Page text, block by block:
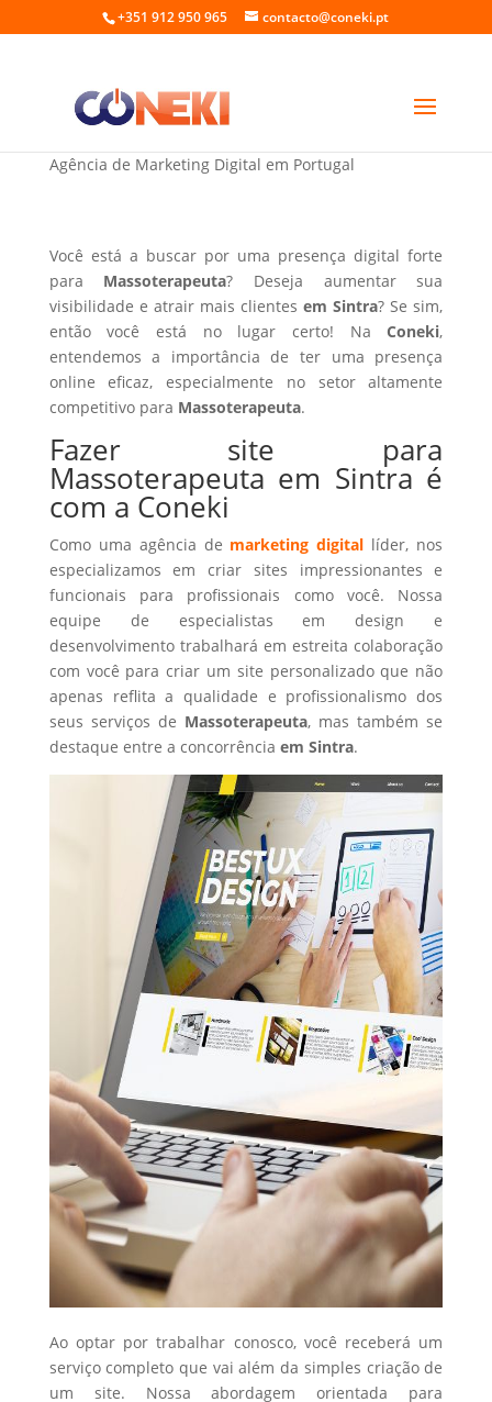
+351 912 950 965 contacto@coneki.pt
Fazer site para Massoterapeuta em Sintra
Agência de Marketing Digital em Portugal
Você está a buscar por uma presença digital forte
para Massoterapeuta? Deseja aumentar sua
visibilidade e atrair mais clientesem Sintra? Se sim,
então você está no lugar certo! NaConeki,
entendemos a importância de ter uma presença
online eficaz, especialmente no setor altamente
competitivo para Massoterapeuta.
Fazer site para
Massoterapeuta em Sintra é
com a Coneki
Como uma agência de marketing digital líder, nos
especializamos em criar sites impressionantes e
funcionais para profissionais como você. Nossa
equipe de especialistas em design e
desenvolvimento trabalhará em estreita colaboração
com você para criar um site personalizado que não
apenas reflita a qualidade e profissionalismo dos
seus serviços de Massoterapeuta, mas também se
destaque entre a concorrência em Sintra.
Ao optar por trabalhar conosco, você receberá um
serviço completo que vai além da simples criação de
um site. Nossa abordagem orientada para